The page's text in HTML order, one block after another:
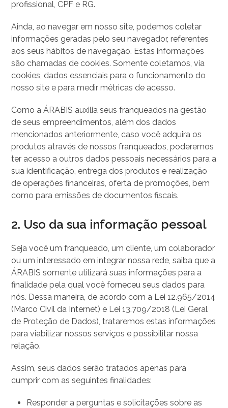
profissional, CPF e RG.
Ainda, ao navegar em nosso site, podemos coletar
informações geradas pelo seu navegador, referentes
aos seus hábitos de navegação. Estas informações
são chamadas de cookies. Somente coletamos, via
cookies, dados essenciais para o funcionamento do
nosso site e para medir métricas de acesso.
Como a ÁRABIS auxilia seus franqueados na gestão
de seus empreendimentos, além dos dados
mencionados anteriormente, caso você adquira os
produtos através de nossos franqueados, poderemos
ter acesso a outros dados pessoais necessários para a
sua identificação, entrega dos produtos e realização
de operações financeiras, oferta de promoções, bem
como para emissões de documentos fiscais.
2. Uso da sua informação pessoal
Seja você um franqueado, um cliente, um colaborador
ou um interessado em integrar nossa rede, saiba que a
ÁRABIS somente utilizará suas informações para a
finalidade pela qual você forneceu seus dados para
nós. Dessa maneira, de acordo com a Lei 12.965/2014
(Marco Civil da Internet) e Lei 13.709/2018 (Lei Geral
de Proteção de Dados), trataremos estas informações
para viabilizar nossos serviços e possibilitar nossa
relação.
Assim, seus dados serão tratados apenas para
cumprir com as seguintes finalidades:
Responder a perguntas e solicitações sobre as